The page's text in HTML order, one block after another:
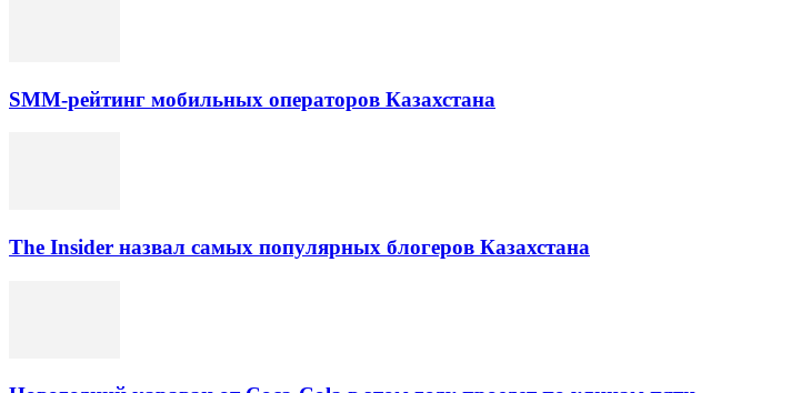
SMM-рейтинг мобильных операторов Казахстана
The Insider назвал самых популярных блогеров Казахстана